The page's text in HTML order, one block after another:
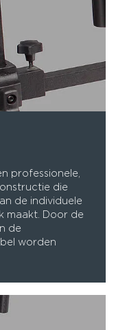
professionele,
die
de individuele
maakt. Door de
de
worden